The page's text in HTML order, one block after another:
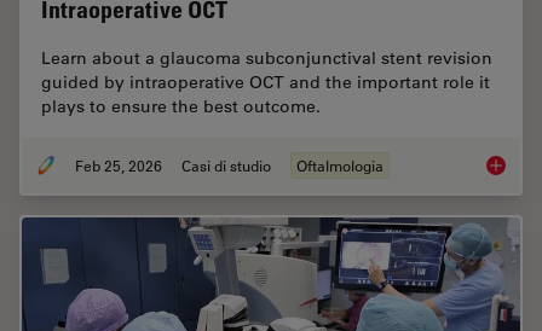
Intraoperative OCT
Learn about a glaucoma subconjunctival stent revision
guided by intraoperative OCT and the important role it
plays to ensure the best outcome.
Feb 25, 2026 Casi di studio Oftalmologia